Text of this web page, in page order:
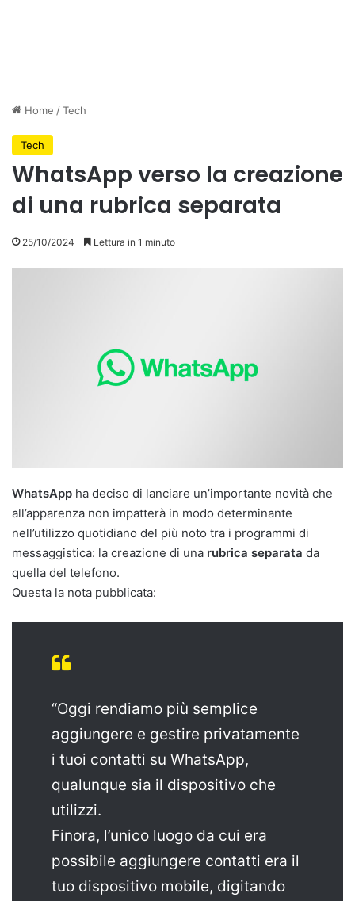
Home /Tech
Tech
WhatsApp verso la creazione
di una rubrica separata
25/10/2024 Lettura in 1 minuto
WhatsApp ha deciso di lanciare un’importante novità che
all’apparenza non impatterà in modo determinante
nell’utilizzo quotidiano del più noto tra i programmi di
messaggistica: la creazione di una rubrica separata da
quella del telefono.
Questa la nota pubblicata:
“Oggi rendiamo più semplice
aggiungere e gestire privatamente
i tuoi contatti su WhatsApp,
qualunque sia il dispositivo che
utilizzi.
Finora, l’unico luogo da cui era
possibile aggiungere contatti era il
tuo dispositivo mobile, digitando